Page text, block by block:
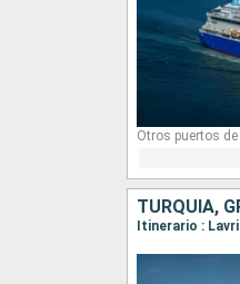
Otros puertos
TURQUÍA,
Itinerario :